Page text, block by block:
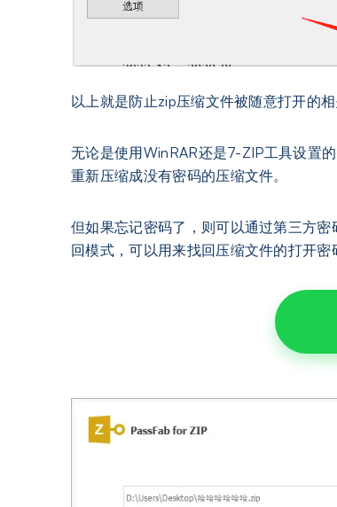
以上就是防止zip压缩文件被随意打开的
无论是使用WinRAR还是7-ZIP工具设置
重新压缩成没有密码的压缩文件。
但如果忘记密码了，则可以通过第三方
回模式，可以用来找回压缩文件的打开密